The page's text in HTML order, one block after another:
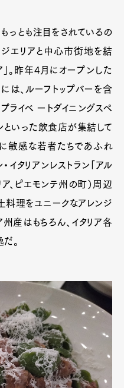
もっとも注目をされているの
ジエリアと中心市街地を結
。昨年4月にオープンした
は、ルーフトップバーを含
ライベ ートダイニングスペ
といった飲食店が集結して
に敏感な若者たちであふれ
イタリアンレストラン「アル
ア、ピエモンテ州の町）周辺
料理をユニークなアレンジ
州産はもちろん、イタリア各
。